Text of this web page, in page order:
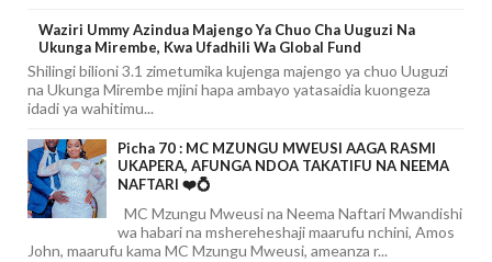
Waziri Ummy Azindua Majengo Ya Chuo Cha Uuguzi Na
Ukunga Mirembe, Kwa Ufadhili Wa Global Fund
Shilingi bilioni 3.1 zimetumika kujenga majengo ya chuo Uuguzi
na Ukunga Mirembe mjini hapa ambayo yatasaidia kuongeza
idadi ya wahitimu...
Picha 70 : MC MZUNGU MWEUSI AAGA RASMI
UKAPERA, AFUNGA NDOA TAKATIFU NA NEEMA
NAFTARI ❤️💍
MC Mzungu Mweusi na Neema Naftari Mwandishi
wa habari na mshereheshaji maarufu nchini, Amos
John, maarufu kama MC Mzungu Mweusi, ameanza r...